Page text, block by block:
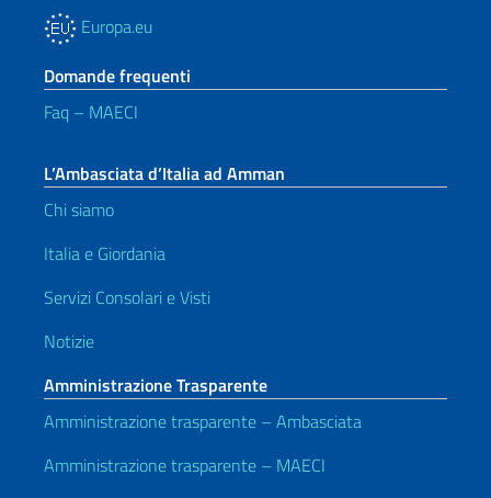
Europa.eu
Domande frequenti
Faq – MAECI
L’Ambasciata d’Italia ad Amman
Chi siamo
Italia e Giordania
Servizi Consolari e Visti
Notizie
Amministrazione Trasparente
Amministrazione trasparente – Ambasciata
Amministrazione trasparente – MAECI